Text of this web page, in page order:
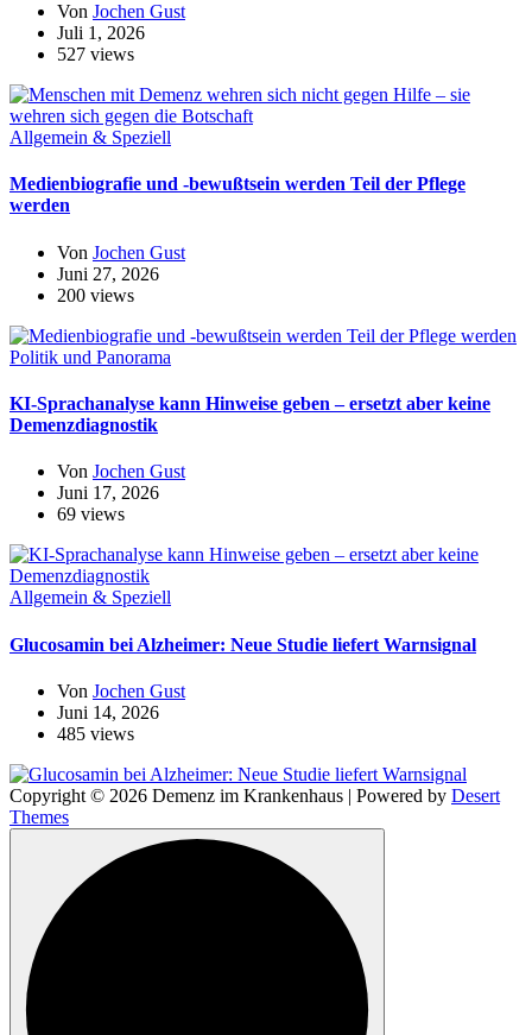
Von Jochen Gust
Juli 1, 2026
527 views
Allgemein & Speziell
Medienbiografie und -bewußtsein werden Teil der Pflege
werden
Von Jochen Gust
Juni 27, 2026
200 views
Politik und Panorama
KI-Sprachanalyse kann Hinweise geben – ersetzt aber keine
Demenzdiagnostik
Von Jochen Gust
Juni 17, 2026
69 views
Allgemein & Speziell
Glucosamin bei Alzheimer: Neue Studie liefert Warnsignal
Von Jochen Gust
Juni 14, 2026
485 views
Copyright © 2026 Demenz im Krankenhaus | Powered by Desert
Themes